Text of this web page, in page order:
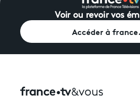
Voir ou revoir vos
Accéder à